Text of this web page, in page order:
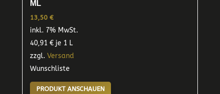
ML
13,50 €
inkl. 7% MwSt.
40,91 €je 1 L
zzgl. Versand
Wunschliste
PRODUKT ANSCHAUEN